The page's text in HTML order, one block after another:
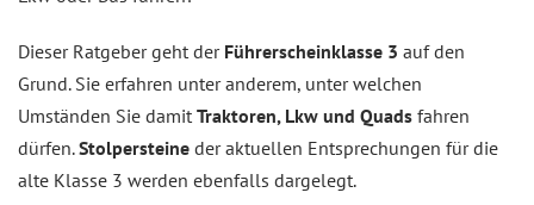
Dieser Ratgeber geht der Führerscheinklasse 3 auf den
Grund. Sie erfahren unter anderem, unter welchen
Umständen Sie damit Traktoren, Lkw und Quads fahren
dürfen.Stolpersteine der aktuellen Entsprechungen für die
alte Klasse 3 werden ebenfalls dargelegt.